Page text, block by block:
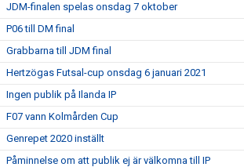
JDM-finalen spelas onsdag 7 oktober
P06 till DM final
Grabbarna till JDM final
Hertzögas Futsal-cup onsdag 6 januari 2021
Ingen publik på Ilanda IP
F07 vann Kolmården Cup
Genrepet 2020 inställt
Påminnelse om att publik ej är välkomna till IP